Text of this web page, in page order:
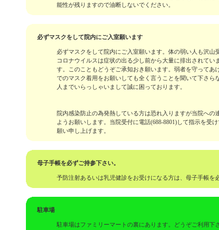
能性が残りますので油断しないでください。
必ずマスクをして院内にご入室願います
必ずマスクをして院内にご入室願います。体の弱い人も沢山
コロナウイルスは症状の出る少し前から大量に排出されてい
す。このこともどうぞご承知おき願います。弱者を守ってあ
でのマスク着用をお願いしても全く言うことを聞いて下さら
人までいらっしゃいまして誠に困っております。
院内感染防止の為発熱している方は恐れ入りますが当院への
ようお願いします。当院受付に電話(688-8801)して指示を受
願い申し上げます。
母子手帳を必ずご持参下さい。
予防注射あるいは乳児健診をお受けになる方は、母子手帳を
駐車場
駐車場はファミリーマートの裏にあります。どうぞご利用下